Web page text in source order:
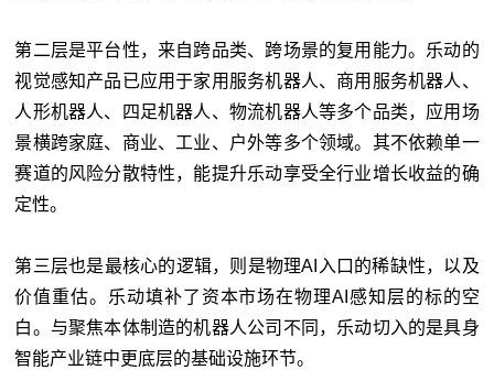
第二层是平台性，来自跨品类、跨场景的复用能力。乐动的
视觉感知产品已应用于家用服务机器人、商用服务机器人、
人形机器人、四足机器人、物流机器人等多个品类，应用场
景横跨家庭、商业、工业、户外等多个领域。其不依赖单一
赛道的风险分散特性，能提升乐动享受全行业增长收益的确
定性。
第三层也是最核心的逻辑，则是物理AI入口的稀缺性，以及
价值重估。乐动填补了资本市场在物理AI感知层的标的空
白。与聚焦本体制造的机器人公司不同，乐动切入的是具身
智能产业链中更底层的基础设施环节。